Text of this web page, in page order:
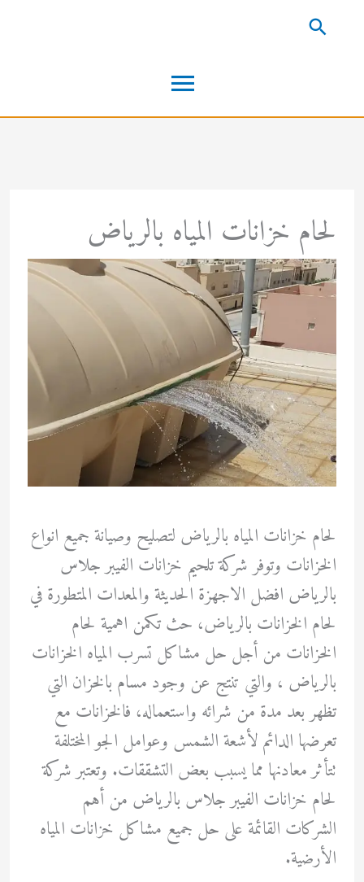
القائمة
الرئيسية
البحث
لحام خزانات المياه بالرياض
لحام خزانات المياه بالرياض لتصليح وصيانة جميع انواع
الخزانات وتوفر شركة تلحيم خزانات الفيبر جلاس
بالرياض افضل الاجهزة الحديثة والمعدات المتطورة في
لحام الخزانات بالرياض، حث تكمن اهمية لحام
الخزانات من أجل حل مشاكل تسرب المياه الخزانات
بالرياض ، والتي تنتج عن وجود مسام بالخزان التي
تظهر بعد مدة من شرائه واستعماله، فالخزانات مع
تعرضها الدائم لأشعة الشمس وعوامل الجو المختلفة
تتأثر معادنها مما يسبب بعض التشققات. وتعتبر شركة
لحام خزانات الفيبر جلاس بالرياض من أهم
الشركات القائمة على حل جميع مشاكل خزانات المياه
الأرضية.